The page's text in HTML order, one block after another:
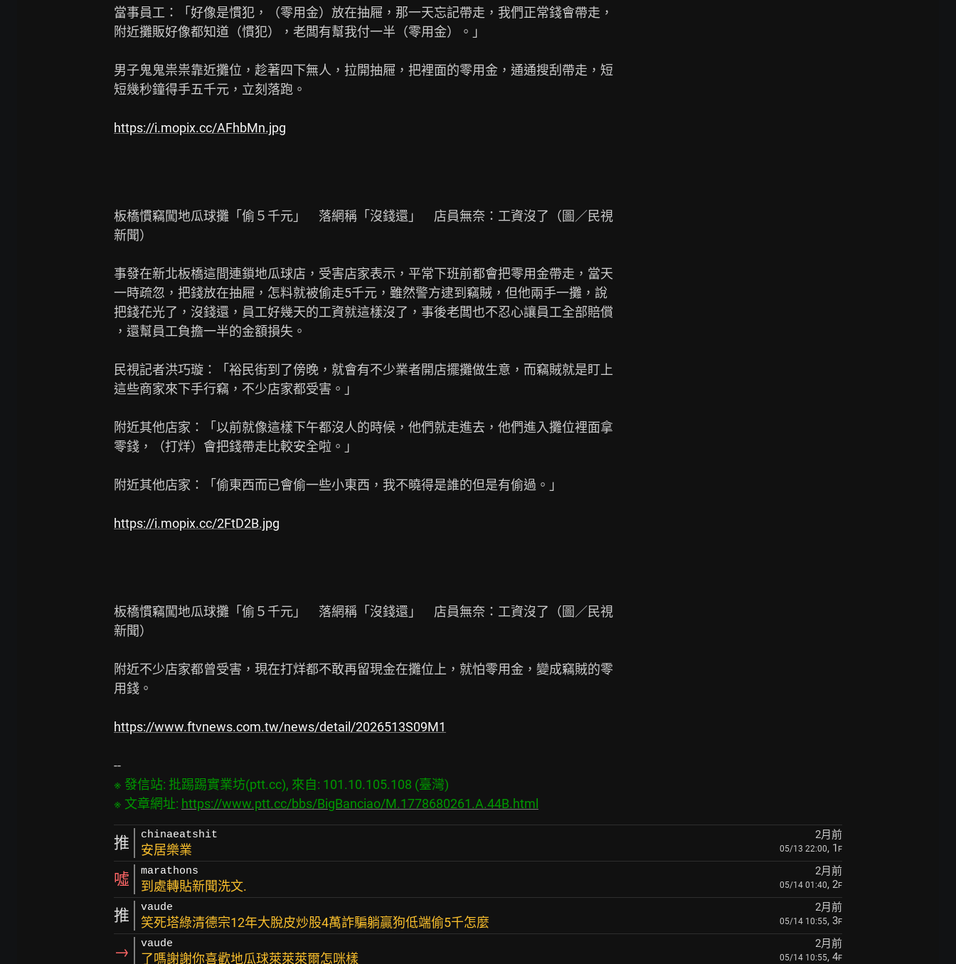
當事員工：「好像是慣犯，（零用金）放在抽屜，那一天忘記帶走，我們正常錢會帶走，
附近攤販好像都知道（慣犯），老闆有幫我付一半（零用金）。」
男子鬼鬼祟祟靠近攤位，趁著四下無人，拉開抽屜，把裡面的零用金，通通搜刮帶走，短
短幾秒鐘得手五千元，立刻落跑。
https://i.mopix.cc/AFhbMn.jpg
板橋慣竊闖地瓜球攤「偷５千元」　落網稱「沒錢還」　店員無奈：工資沒了（圖／民視
新聞）
事發在新北板橋這間連鎖地瓜球店，受害店家表示，平常下班前都會把零用金帶走，當天
一時疏忽，把錢放在抽屜，怎料就被偷走5千元，雖然警方逮到竊賊，但他兩手一攤，說
把錢花光了，沒錢還，員工好幾天的工資就這樣沒了，事後老闆也不忍心讓員工全部賠償
，還幫員工負擔一半的金額損失。
民視記者洪巧璇：「裕民街到了傍晚，就會有不少業者開店擺攤做生意，而竊賊就是盯上
這些商家來下手行竊，不少店家都受害。」
附近其他店家：「以前就像這樣下午都沒人的時候，他們就走進去，他們進入攤位裡面拿
零錢，（打烊）會把錢帶走比較安全啦。」
附近其他店家：「偷東西而已會偷一些小東西，我不曉得是誰的但是有偷過。」
https://i.mopix.cc/2FtD2B.jpg
板橋慣竊闖地瓜球攤「偷５千元」　落網稱「沒錢還」　店員無奈：工資沒了（圖／民視
新聞）
附近不少店家都曾受害，現在打烊都不敢再留現金在攤位上，就怕零用金，變成竊賊的零
用錢。
https://www.ftvnews.com.tw/news/detail/2026513S09M1
※ 發信站: 批踢踢實業坊(ptt.cc), 來自: 101.10.105.108 (臺灣)
※ 文章網址: https://www.ptt.cc/bbs/BigBanciao/M.1778680261.A.44B.html
推 chinaeatshit 2月前
安居樂業 05/13 22:00, 1 F
噓 marathons 2月前
到處轉貼新聞洗文. 05/14 01:40, 2F
推 vaude 2月前
笑死塔綠清德宗12年大脫皮炒股4萬詐騙躺贏狗低端偷5千怎麼 05/14 10:55, 3F
→ vaude 2月前
了嗎謝謝你喜歡地瓜球萊萊萊爾怎咪樣 05/14 10:55, 4F